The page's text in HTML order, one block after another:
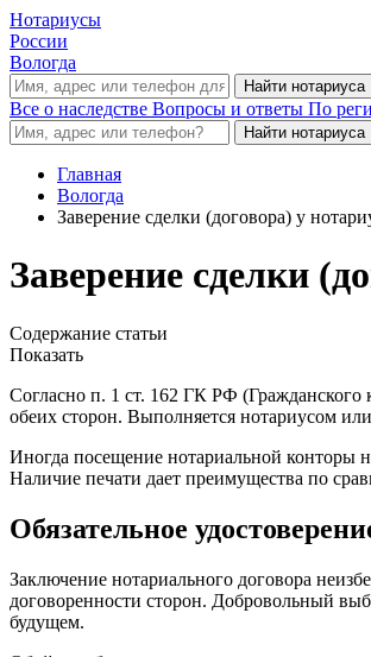
Нотариусы
России
Вологда
Все о наследстве Вопросы и ответы По
Главная
Вологда
Заверение сделки (договора) у
Заверение сделки
Содержание статьи
Показать
Согласно п. 1 ст. 162 ГК РФ (Гражданского
обеих сторон. Выполняется нотариусом
Иногда посещение нотариальной конторы
Наличие печати дает преимущества по
Обязательное
Заключение нотариального договора
договоренности сторон. Добровольный
будущем.